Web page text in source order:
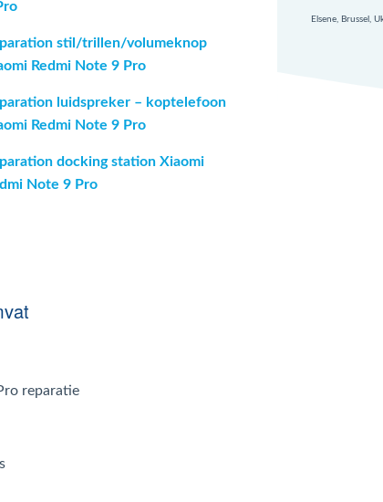
stil/trillen/volumeknop
Redmi Note 9 Pro
luidspreker – koptelefoon
Redmi Note 9 Pro
docking station Xiaomi
Note 9 Pro
Elsene, Brussel,
reparatie